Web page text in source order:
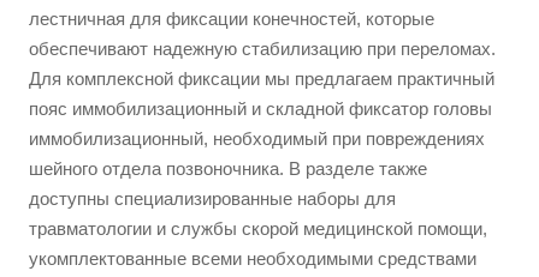
лестничная для фиксации конечностей, которые
обеспечивают надежную стабилизацию при переломах.
Для комплексной фиксации мы предлагаем практичный
пояс иммобилизационный и складной фиксатор головы
иммобилизационный, необходимый при повреждениях
шейного отдела позвоночника. В разделе также
доступны специализированные наборы для
травматологии и службы скорой медицинской помощи,
укомплектованные всеми необходимыми средствами